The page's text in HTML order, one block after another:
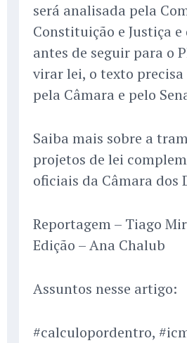
será analisada pela
Constituição e Justiça
antes de seguir para o
virar lei, o texto precisa
pela Câmara e pelo
Saiba mais sobre a
projetos de lei
oficiais da Câmara dos
Reportagem – Tiago
Edição – Ana Chalub
Assuntos nesse artigo:
#calculopordentro,